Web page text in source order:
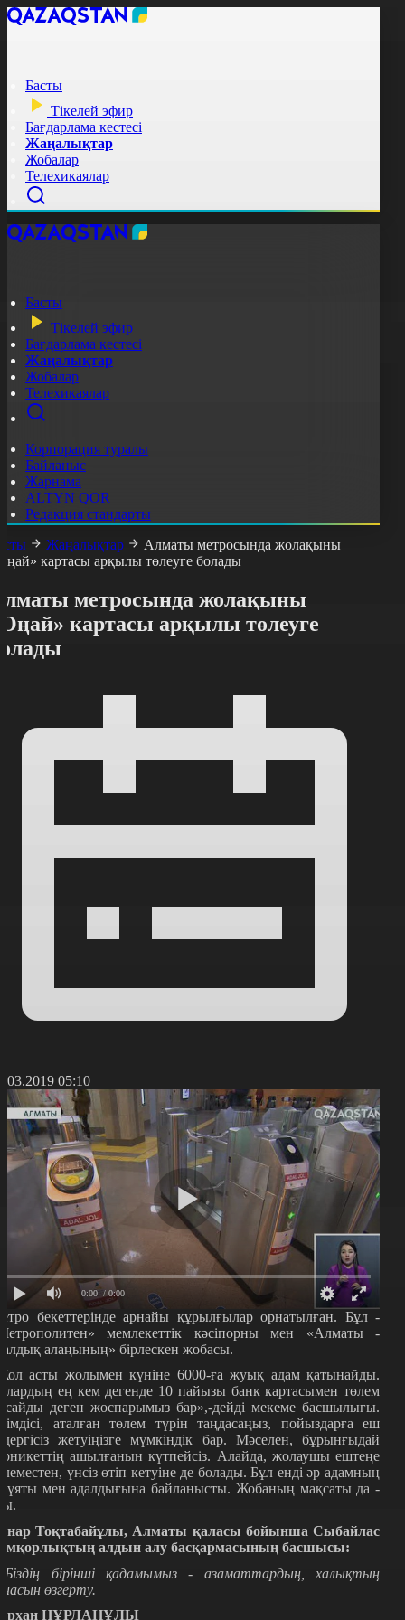
Басты
Тікелей эфир
Бағдарлама кестесі
Жаңалықтар
Жобалар
Телехикаялар
Басты
Тікелей эфир
Бағдарлама кестесі
Жаңалықтар
Жобалар
Телехикаялар
Корпорация туралы
Байланыс
Жарнама
ALTYN QOR
Редакция стандарты
Жаңалықтар
Алматы метросында жолақыны
картасы арқылы төлеуге болады
метросында жолақыны
картасы арқылы төлеуге
05:10
0:00 / 0:00
бекеттерінде арнайы құрылғылар орнатылған. Бұл -
мемлекеттік кәсіпорны мен «Алматы -
алаңының» бірлескен жобасы.
асты жолымен күніне 6000-ға жуық адам қатынайды.
ең кем дегенде 10 пайызы банк картасымен төлем
деген жоспарымыз бар»,-дейді мекеме басшылығы.
аталған төлем түрін таңдасаңыз, пойыздарға еш
жетуіңізге мүмкіндік бар. Мәселен, бұрынғыдай
ашылғанын күтпейсіз. Алайда, жолаушы ештеңе
үнсіз өтіп кетуіне де болады. Бұл енді әр адамның
ұяты мен адалдығына байланысты. Жобаның мақсаты да -
Тоқтабайұлы, Алматы қаласы бойыншаСыбайлас
алдын алу басқармасының басшысы:
бірінші қадамымыз - азаматтардың, халықтың
өзгерту.
НҰРЛАНҰЛЫ